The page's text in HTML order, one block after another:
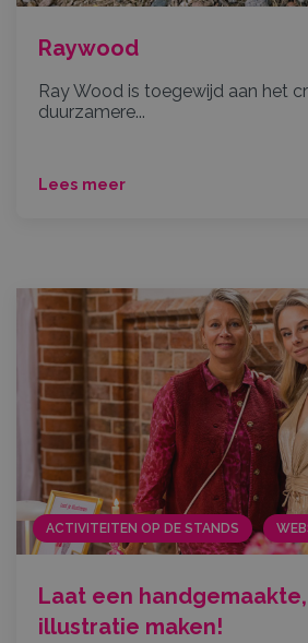
Raywood
Ray Wood is toegewijd aan het
duurzamere...
Lees meer
ACTIVITEITEN OP DE STANDS
Laat een
illustratie maken!